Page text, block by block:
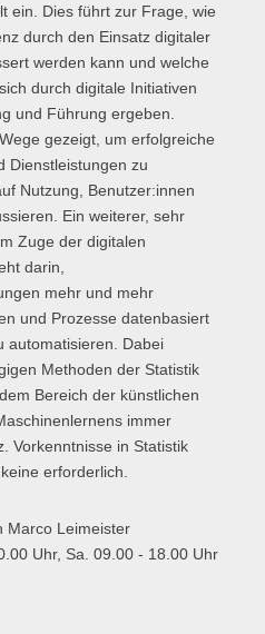
ein. Dies führt zur Frage, wie
durch den Einsatz digitaler
werden kann und welche
durch digitale Initiativen
und Führung ergeben.
gezeigt, um erfolgreiche
Dienstleistungen zu
Nutzung, Benutzer:innen
Ein weiterer, sehr
Zuge der digitalen
darin,
mehr und mehr
und Prozesse datenbasiert
automatisieren. Dabei
Methoden der Statistik
Bereich der künstlichen
immer
Vorkenntnisse in Statistik
erforderlich.
Marco Leimeister
Uhr, Sa. 09.00 - 18.00 Uhr